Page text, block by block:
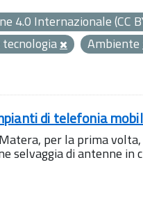
4.0 Internazionale (CC
tecnologia Ambiente
di telefonia
per la prima
selvaggia di antenne in